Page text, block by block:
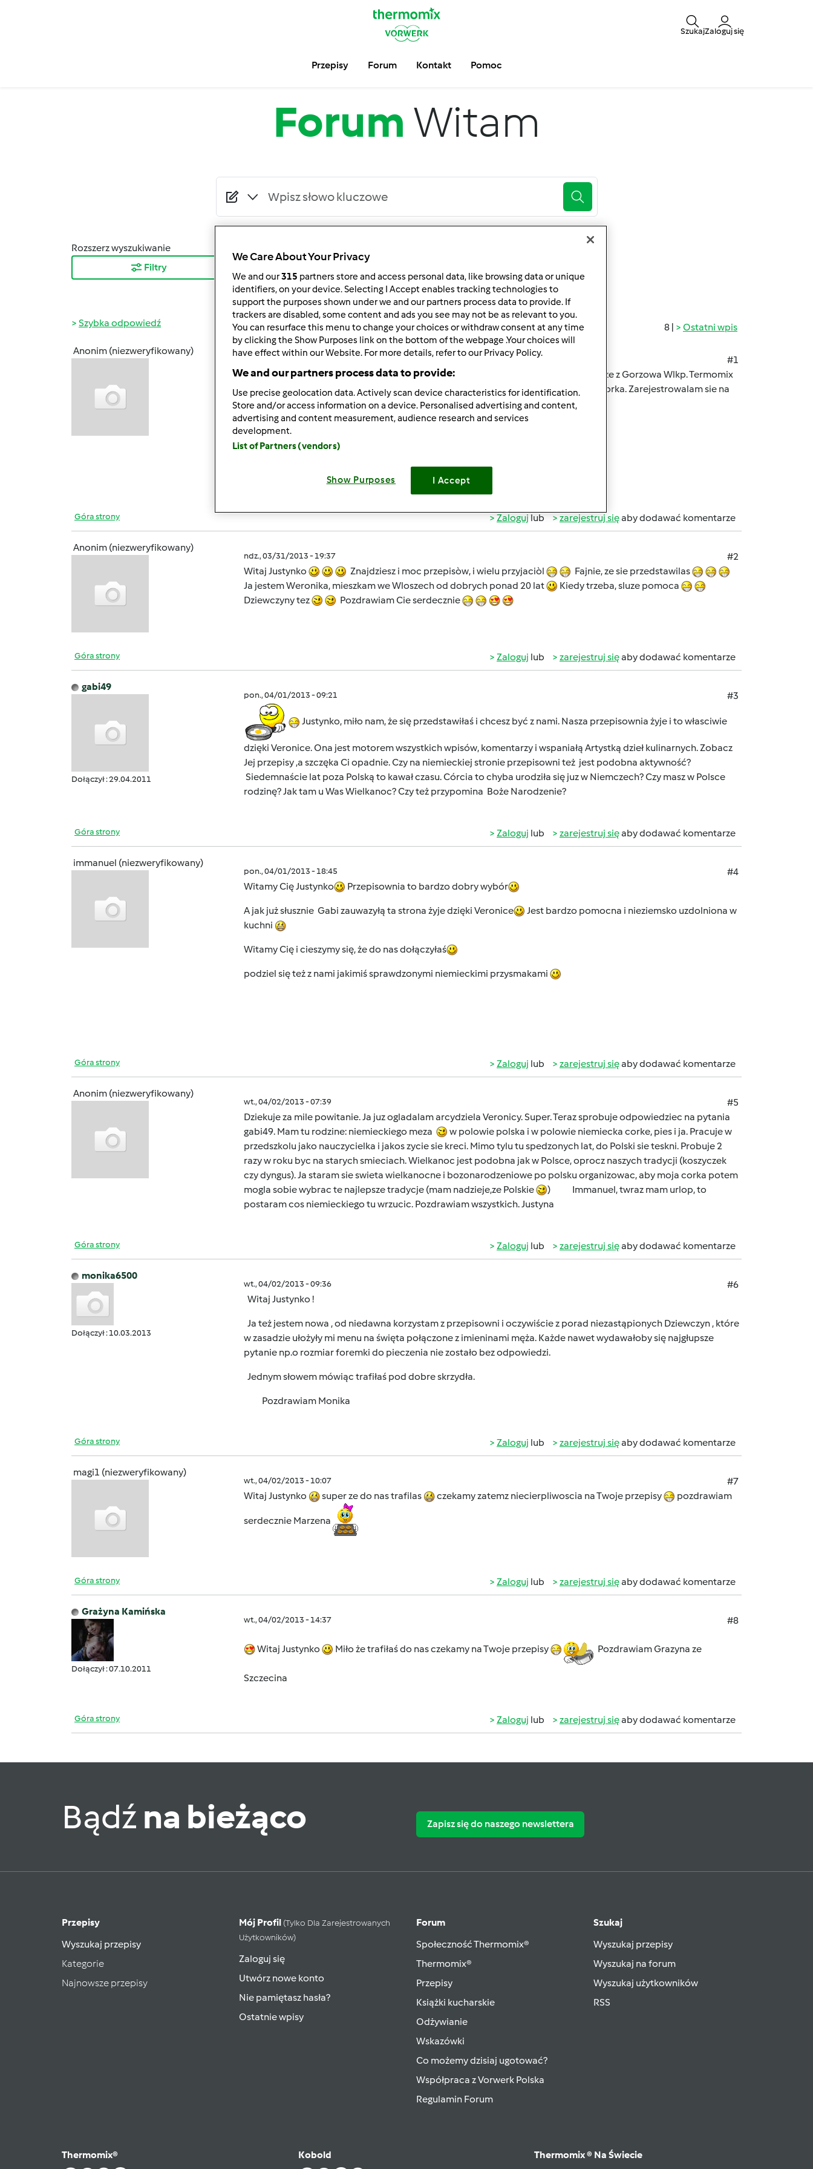
SzukajZaloguj się
Przepisy Forum Kontakt Pomoc
Forum Witam
Rozszerz wyszukiwanie
Filtry
8 | Ostatni wpis
Szybka odpowiedź
Anonim (niezweryfikowany)
ndz., 03/31/2013 - 18:44
#1
Witam wszystkich. Nazywam sie Justyna i od 17 lat mieszkam w Niemczech. Pochodze z Gorzowa Wlkp. Termomix
mam od 10.2012 i nie zaluje kupna. Bardzo czesto uzywa go moja prawie 13-letnia corka. Zarejestrowalam sie na
polskiej stronie, bo mam nadzieje,ze znajde wiele pysznych polskich przepisow.
Pozdrawiam. Justyna
Góra strony Zaloguj lub zarejestruj sięaby dodawać komentarze
Anonim (niezweryfikowany)
ndz., 03/31/2013 - 19:37
#2
Witaj Justynko
Znajdziesz i moc przepisòw, i wielu przyjaciòl
Fajnie, ze sie przedstawilas
Ja jestem Weronika, mieszkam we Wloszech od dobrych ponad 20 lat
Kiedy trzeba, sluze pomoca
Dziewczyny tez
Pozdrawiam Cie serdecznie
Góra strony Zaloguj lub zarejestruj sięaby dodawać komentarze
gabi49
Dołączył : 29.04.2011
pon., 04/01/2013 - 09:21 #3
Justynko, miło nam, że się przedstawiłaś i chcesz być z nami. Nasza przepisownia żyje i to własciwie
dzięki Veronice. Ona jest motorem wszystkich wpisów, komentarzy i wspaniałą Artystką dzieł kulinarnych. Zobacz
Jej przepisy ,a szczęka Ci opadnie. Czy na niemieckiej stronie przepisowni też jest podobna aktywność?
Siedemnaście lat poza Polską to kawał czasu. Córcia to chyba urodziła się juz w Niemczech? Czy masz w Polsce
rodzinę? Jak tam u Was Wielkanoc? Czy też przypomina Boże Narodzenie?
Góra strony Zaloguj lub zarejestruj sięaby dodawać komentarze
immanuel (niezweryfikowany)
pon., 04/01/2013 - 18:45
#4
Witamy Cię Justynko
Przepisownia to bardzo dobry wybór
A jak już słusznie Gabi zauwazyłą ta strona żyje dzięki Veronice
Jest bardzo pomocna i nieziemsko uzdolniona w
kuchni
Witamy Cię i cieszymy się, że do nas dołączyłaś
podziel się też z nami jakimiś sprawdzonymi niemieckimi przysmakami
Góra strony Zaloguj lub zarejestruj sięaby dodawać komentarze
Anonim (niezweryfikowany)
wt., 04/02/2013 - 07:39
#5
Dziekuje za mile powitanie. Ja juz ogladalam arcydziela Veronicy. Super. Teraz sprobuje odpowiedziec na pytania
gabi49. Mam tu rodzine: niemieckiego meza
w polowie polska i w polowie niemiecka corke, pies i ja. Pracuje w
przedszkolu jako nauczycielka i jakos zycie sie kreci. Mimo tylu tu spedzonych lat, do Polski sie teskni. Probuje 2
razy w roku byc na starych smieciach. Wielkanoc jest podobna jak w Polsce, oprocz naszych tradycji (koszyczek
czy dyngus). Ja staram sie swieta wielkanocne i bozonarodzeniowe po polsku organizowac, aby moja corka potem
mogla sobie wybrac te najlepsze tradycje (mam nadzieje,ze Polskie
) Immanuel, twraz mam urlop, to
postaram cos niemieckiego tu wrzucic. Pozdrawiam wszystkich. Justyna
Góra strony Zaloguj lub zarejestruj sięaby dodawać komentarze
monika6500
Dołączył : 10.03.2013
wt., 04/02/2013 - 09:36
#6
Witaj Justynko !
Ja też jestem nowa , od niedawna korzystam z przepisowni i oczywiście z porad niezastąpionych Dziewczyn , które
w zasadzie ułożyły mi menu na święta połączone z imieninami męża. Każde nawet wydawałoby się najgłupsze
pytanie np.o rozmiar foremki do pieczenia nie zostało bez odpowiedzi.
Jednym słowem mówiąc trafiłaś pod dobre skrzydła.
Pozdrawiam Monika
Góra strony Zaloguj lub zarejestruj sięaby dodawać komentarze
magi1 (niezweryfikowany)
wt., 04/02/2013 - 10:07
#7
Witaj Justynko
super ze do nas trafilas czekamy zatemz niecierpliwoscia na Twoje przepisy pozdrawiam
serdecznie Marzena
Góra strony Zaloguj lub zarejestruj sięaby dodawać komentarze
Grażyna Kamińska
Dołączył : 07.10.2011
wt., 04/02/2013 - 14:37 #8
Witaj Justynko Miło że trafiłaś do nas czekamy na Twoje przepisy Pozdrawiam Grazyna ze
Szczecina
Góra strony Zaloguj lub zarejestruj sięaby dodawać komentarze
Bądź na bieżąco Zapisz się do naszego newslettera
Przepisy
Wyszukaj przepisy
Kategorie
Najnowsze przepisy
Mój Profil (tylko Dla Zarejestrowanych
Użytkowników)
Zaloguj się
Utwórz nowe konto
Nie pamiętasz hasła?
Ostatnie wpisy
Forum
Społeczność Thermomix®
Thermomix®
Przepisy
Książki kucharskie
Odżywianie
Wskazówki
Co możemy dzisiaj ugotować?
Współpraca z Vorwerk Polska
Regulamin Forum
Szukaj
Wyszukaj przepisy
Wyszukaj na forum
Wyszukaj użytkowników
RSS
Thermomix® Kobold
Thermomix ® Na Świecie
We Care About Your Privacy
We and our315 partners store and access personal data, like browsing data or unique
identifiers, on your device. Selecting I Accept enables tracking technologies to
support the purposes shown under we and our partners process data to provide. If
trackers are disabled, some content and ads you see may not be as relevant to you.
You can resurface this menu to change your choices or withdraw consent at any time
by clicking the Show Purposes link on the bottom of the webpage .Your choices will
have effect within our Website. For more details, refer to our Privacy Policy.
We and our partners process data to provide:
Use precise geolocation data. Actively scan device characteristics for identification.
Store and/or access information on a device. Personalised advertising and content,
advertising and content measurement, audience research and services
development.
List of Partners (vendors)
Show Purposes I Accept